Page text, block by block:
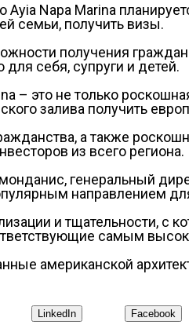
Ayia Napa Marina
семьи, получить визы.
получения
для себя, супруги и детей.
– это не только
залива получить
а также
из всего региона.
генеральный
направлением
и тщательности, с
самым
американской
LinkedIn Facebook